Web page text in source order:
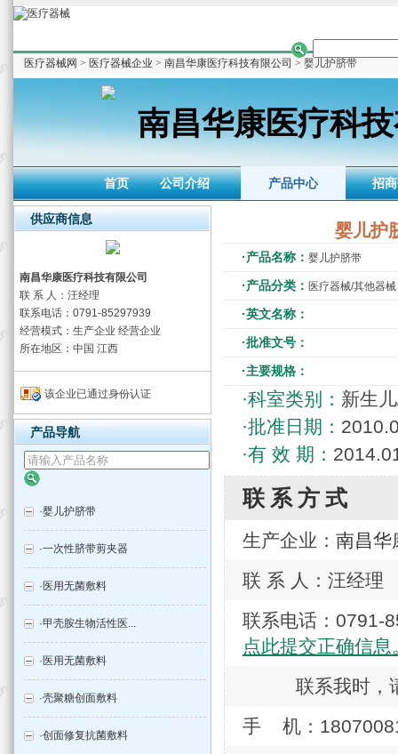
医疗器械网 > 医疗器械企业 > 南昌华康医疗科技有限公司 > 婴儿护脐带
南昌华康医疗科
首页 公司介绍 产品中心 招
婴儿护
·产品名称： 婴儿护脐带
·产品分类： 医疗器械/其他器械
·英文名称：
·批准文号：
·主要规格：
·科室类别： 新生
·批准日期：
·有 效 期：
联系方式
生产企业： 南昌华
联 系 人：汪经理
联系电话：
点此提交正确信息
联系我时，
手 机：
供应商信息
南昌华康医疗科技有限公司
联 系 人：汪经理
联系电话：0791-85297939
经营模式：生产企业 经营企业
所在地区：中国 江西
该企业已通过身份认证
产品导航
·婴儿护脐带
·一次性脐带剪夹器
· 医用无菌敷料
·甲壳胺生物活性医...
· 医用无菌敷料
·壳聚糖创面敷料
·创面修复抗菌敷料